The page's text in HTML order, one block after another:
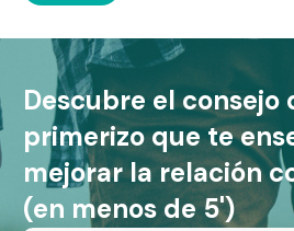
Descubre el consejo
primerizo que te
mejorar la relación
(en menos de 5')